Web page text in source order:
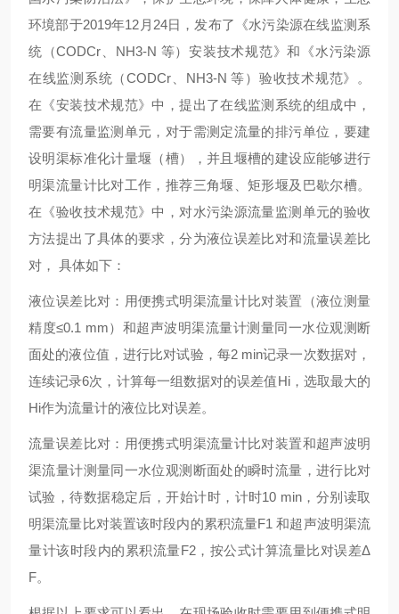
环境部于2019年12月24日，发布了《水污染源在线监测系
统（CODCr、NH3-N 等）安装技术规范》和《水污染源
在线监测系统（CODCr、NH3-N 等）验收技术规范》。
在《安装技术规范》中，提出了在线监测系统的组成中，
需要有流量监测单元，对于需测定流量的排污单位，要建
设明渠标准化计量堰（槽），并且堰槽的建设应能够进行
明渠流量计比对工作，推荐三角堰、矩形堰及巴歇尔槽。
在《验收技术规范》中，对水污染源流量监测单元的验收
方法提出了具体的要求，分为液位误差比对和流量误差比
对， 具体如下：
液位误差比对：用便携式明渠流量计比对装置（液位测量
精度≤0.1 mm）和超声波明渠流量计测量同一水位观测断
面处的液位值，进行比对试验，每2 min记录一次数据对，
连续记录6次，计算每一组数据对的误差值Hi，选取最大的
Hi作为流量计的液位比对误差。
流量误差比对：用便携式明渠流量计比对装置和超声波明
渠流量计测量同一水位观测断面处的瞬时流量，进行比对
试验，待数据稳定后，开始计时，计时10 min，分别读取
明渠流量比对装置该时段内的累积流量F1 和超声波明渠流
量计该时段内的累积流量F2，按公式计算流量比对误差Δ
F。